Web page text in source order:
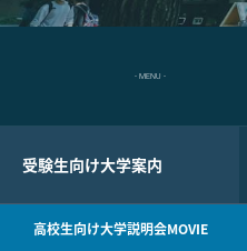
- MENU -
受験生向け大学案内
高校生向け大学説明会MOVIE